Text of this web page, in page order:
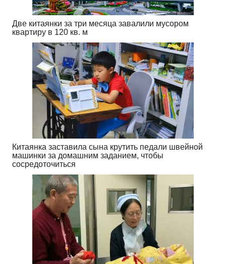
Две китаянки за три месяца завалили мусором
квартиру в 120 кв. м
Китаянка заставила сына крутить педали швейной
машинки за домашним заданием, чтобы
сосредоточиться